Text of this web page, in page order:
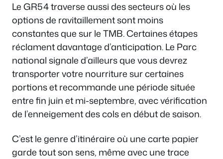
Le GR54 traverse aussi des secteurs où les
options de ravitaillement sont moins
constantes que sur le TMB. Certaines étapes
réclament davantage d’anticipation. Le Parc
national signale d’ailleurs que vous devrez
transporter votre nourriture sur certaines
portions et recommande une période située
entre fin juin et mi-septembre, avec vérification
de l’enneigement des cols en début de saison.
C’est le genre d’itinéraire où une carte papier
garde tout son sens, même avec une trace